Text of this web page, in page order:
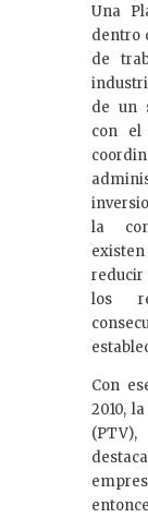
Una
dentro
de
de un
con el
la
los
Con
2010,